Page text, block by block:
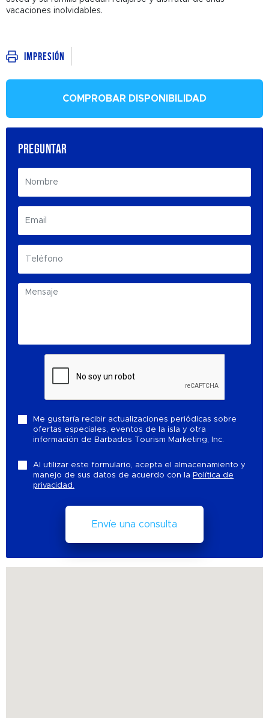
vacaciones inolvidables.
Impresión
COMPROBAR DISPONIBILIDAD
PREGUNTAR
Me gustaría recibir actualizaciones periódicas sobre
ofertas especiales, eventos de la isla y otra
información de Barbados Tourism Marketing, Inc.
Al utilizar este formulario, acepta el almacenamiento y
manejo de sus datos de acuerdo con la Política de
privacidad.